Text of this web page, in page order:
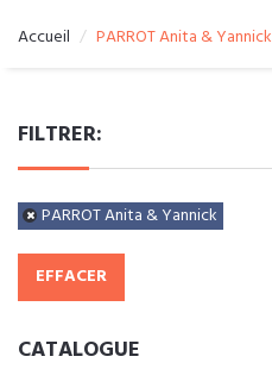
Accueil PARROT Anita & Yannick
FILTRER:
PARROT Anita & Yannick
EFFACER
CATALOGUE